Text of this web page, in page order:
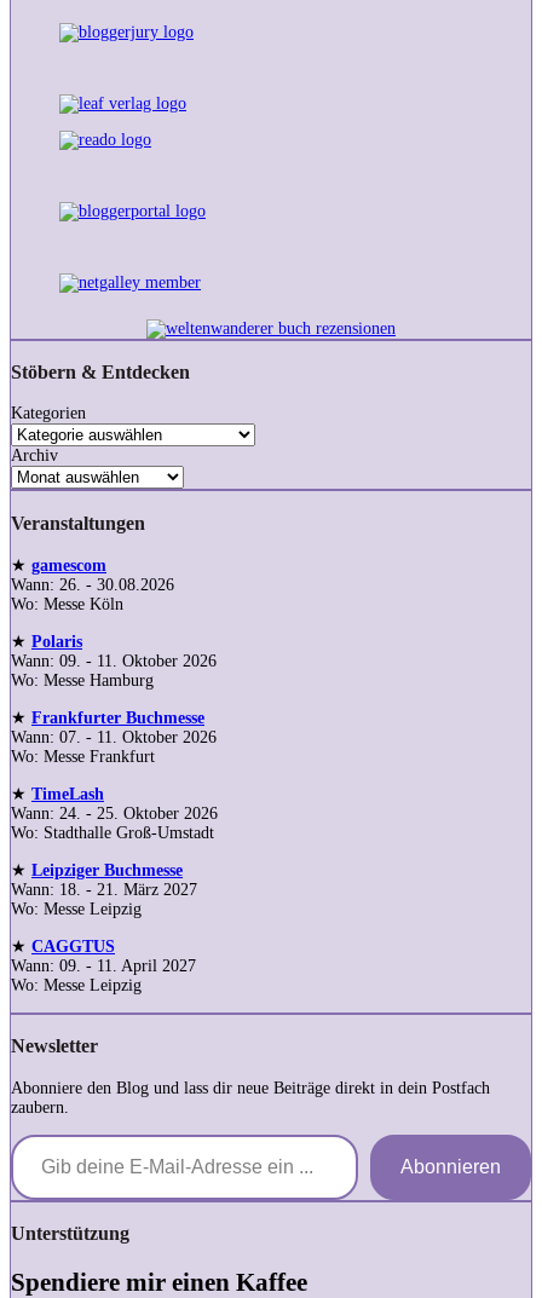
Stöbern & Entdecken
Kategorien
Archiv
Veranstaltungen
★ gamescom
Wann: 26. - 30.08.2026
Wo: Messe Köln
★ Polaris
Wann: 09. - 11. Oktober 2026
Wo: Messe Hamburg
★ Frankfurter Buchmesse
Wann: 07. - 11. Oktober 2026
Wo: Messe Frankfurt
★ TimeLash
Wann: 24. - 25. Oktober 2026
Wo: Stadthalle Groß-Umstadt
★ Leipziger Buchmesse
Wann: 18. - 21. März 2027
Wo: Messe Leipzig
★ CAGGTUS
Wann: 09. - 11. April 2027
Wo: Messe Leipzig
Newsletter
Abonniere den Blog und lass dir neue Beiträge direkt in dein Postfach
zaubern.
Gib deine E-Mail-Adresse ein ...
Abonnieren
Unterstützung
Spendiere mir einen Kaffee